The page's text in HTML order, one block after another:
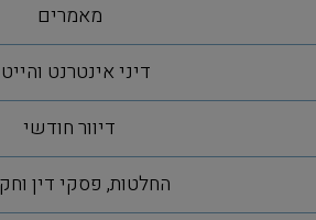
מאמרים
דיני אינטרנט
דיוור חודשי
החלטות, פסקי דין